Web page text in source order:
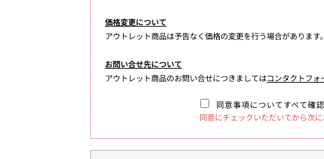
価格変更について
アウトレット商品は予告なく価格の変更を行う場合があります。
お問い合せ先について
アウトレット商品のお問い合せにつきましてはコンタクトフォ
同意事項についてすべて確
同意にチェックいただいてから次に